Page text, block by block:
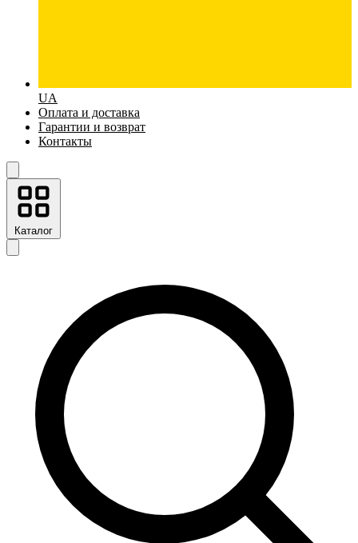
UA
Оплата и доставка
Гарантии и возврат
Контакты
Каталог